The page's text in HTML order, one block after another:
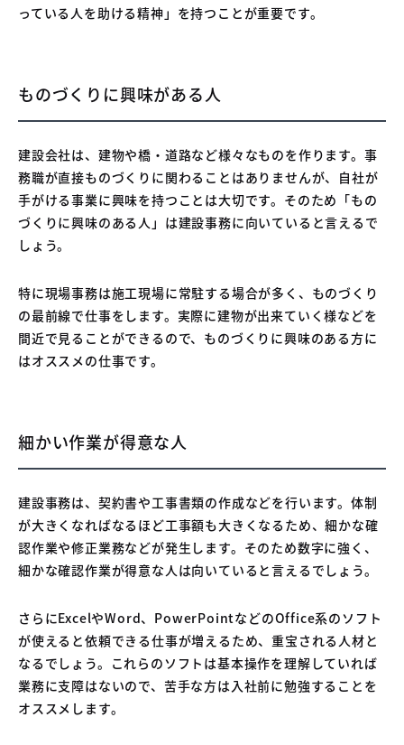
っている人を助ける精神」を持つことが重要です。
ものづくりに興味がある人
建設会社は、建物や橋・道路など様々なものを作ります。事
務職が直接ものづくりに関わることはありませんが、自社が
手がける事業に興味を持つことは大切です。そのため「もの
づくりに興味のある人」は建設事務に向いていると言えるで
しょう。
特に現場事務は施工現場に常駐する場合が多く、ものづくり
の最前線で仕事をします。実際に建物が出来ていく様などを
間近で見ることができるので、ものづくりに興味のある方に
はオススメの仕事です。
細かい作業が得意な人
建設事務は、契約書や工事書類の作成などを行います。体制
が大きくなればなるほど工事額も大きくなるため、細かな確
認作業や修正業務などが発生します。そのため数字に強く、
細かな確認作業が得意な人は向いていると言えるでしょう。
さらにExcelやWord、PowerPointなどのOffice系のソフト
が使えると依頼できる仕事が増えるため、重宝される人材と
なるでしょう。これらのソフトは基本操作を理解していれば
業務に支障はないので、苦手な方は入社前に勉強することを
オススメします。